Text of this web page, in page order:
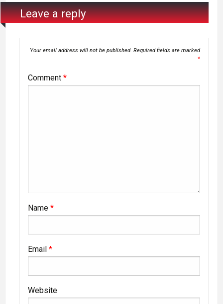
Leave a reply
Your email address will not be published. Required fields are marked
*
Comment *
Name *
Email *
Website